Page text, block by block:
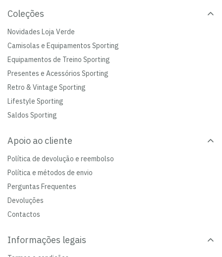
Coleções
Novidades Loja Verde
Camisolas e Equipamentos Sporting
Equipamentos de Treino Sporting
Presentes e Acessórios Sporting
Retro & Vintage Sporting
Lifestyle Sporting
Saldos Sporting
Apoio ao cliente
Política de devolução e reembolso
Política e métodos de envio
Perguntas Frequentes
Devoluções
Contactos
Informações legais